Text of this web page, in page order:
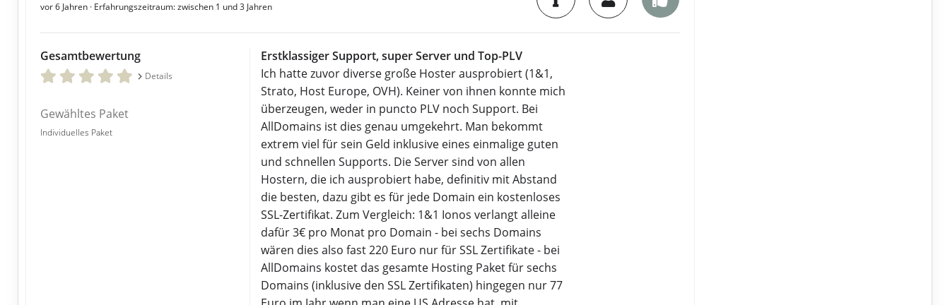
vor 6 Jahren · Erfahrungszeitraum: zwischen 1 und 3 Jahren
Gesamtbewertung
Details
Gewähltes Paket
Individuelles Paket
Erstklassiger Support, super Server und Top-PLV
Ich hatte zuvor diverse große Hoster ausprobiert (1&1,
Strato, Host Europe, OVH). Keiner von ihnen konnte mich
überzeugen, weder in puncto PLV noch Support. Bei
AllDomains ist dies genau umgekehrt. Man bekommt
extrem viel für sein Geld inklusive eines einmalige guten
und schnellen Supports. Die Server sind von allen
Hostern, die ich ausprobiert habe, definitiv mit Abstand
die besten, dazu gibt es für jede Domain ein kostenloses
SSL-Zertifikat. Zum Vergleich: 1&1 Ionos verlangt alleine
dafür 3€ pro Monat pro Domain - bei sechs Domains
wären dies also fast 220 Euro nur für SSL Zertifikate - bei
AllDomains kostet das gesamte Hosting Paket für sechs
Domains (inklusive den SSL Zertifikaten) hingegen nur 77